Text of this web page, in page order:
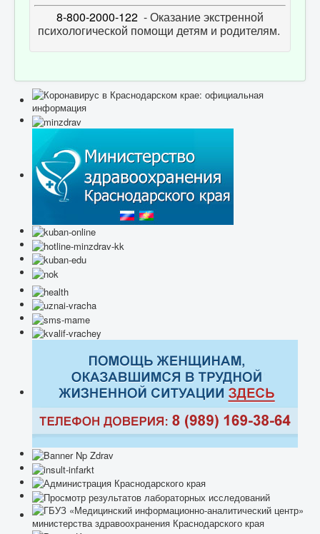
8-800-2000-122 - Оказание экстренной
психологической помощи детям и родителям.